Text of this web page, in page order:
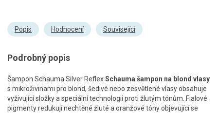
Popis Hodnocení Související
Podrobný popis
Šampon Schauma Silver ReflexSchauma šampon na blond vlasy
s mikroživinami pro blond, šedivé nebo zesvětlené vlasy obsahuje
vyživující složky a speciální technologii proti žlutým tónům. Fialové
pigmenty redukují nechtěné žluté a oranžové tóny objevující se